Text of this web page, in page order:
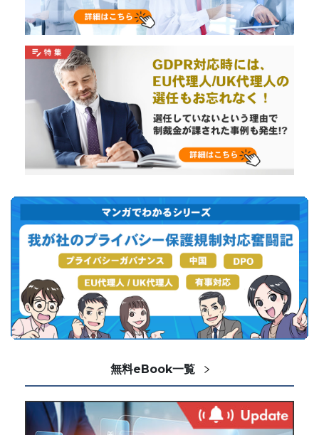
無料eBook一覧